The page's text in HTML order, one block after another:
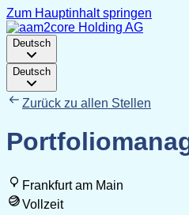
Zum Hauptinhalt springen
Deutsch
Deutsch
Zurück zu allen Stellen
Frankfurt am Main
Vollzeit